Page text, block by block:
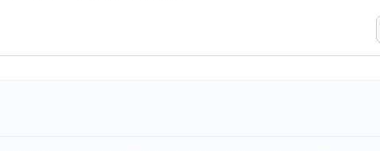
강원도 폭염특보 11
[코인 시황] 비트코인,
[르포] 39도 폭염 속
강원·전라권 폭염중